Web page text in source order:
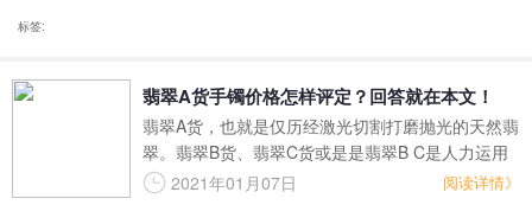
标签:
翡翠A货手镯价格怎样评定？回答就在本文！
翡翠A货，也就是仅历经激光切割打磨抛光的天然翡
翠。翡翠B货、翡翠C货或是是翡翠B C是人力运用
强碱或有机化学着色剂解决的翡翠，长期性配戴他
2021年01月07日 阅读详情》